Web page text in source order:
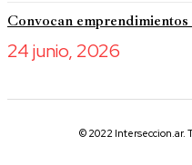
Convocan
24 junio, 2026
© 2022 Interseccion.ar.